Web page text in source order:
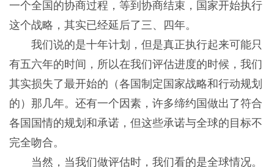
一个全国的协商过程，等到协商结束，国家开始执行
这个战略，其实已经延后了三、四年。
我们说的是十年计划，但是真正执行起来可能只
有五六年的时间，所以在我们评估进度的时候，我们
其实损失了最开始的（各国制定国家战略和行动规划
的）那几年。还有一个因素，许多缔约国做出了符合
各国国情的规划和承诺，但这些承诺与全球的目标不
完全吻合。
当然，当我们做评估时，我们看的是全球情况。